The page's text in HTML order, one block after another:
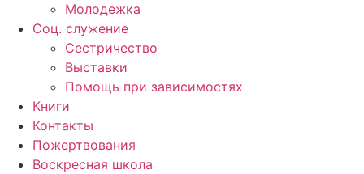
Молодежка
Соц. служение
Сестричество
Выставки
Помощь при зависимостях
Книги
Контакты
Пожертвования
Воскресная школа